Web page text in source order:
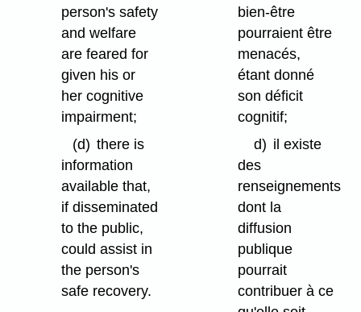
person's safety
and welfare
are feared for
given his or
her cognitive
impairment;
(d) there is
information
available that,
if disseminated
to the public,
could assist in
the person's
safe recovery.
bien-être
pourraient être
menacés,
étant donné
son déficit
cognitif;
d) il existe
des
renseignements
dont la
diffusion
publique
pourrait
contribuer à ce